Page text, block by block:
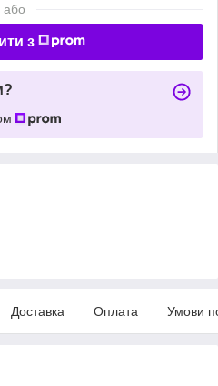
або
з
Доставка Оплата Умови